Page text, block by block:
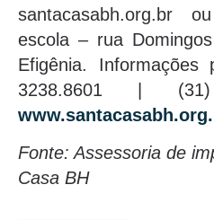
santacasabh.org.br
escola – rua
Efigênia. Informações
3238.8601 |
Fonte: Assessoria de
Casa BH